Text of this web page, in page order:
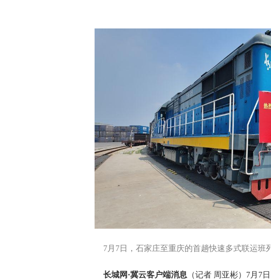
7月7日，石家庄至重庆的首趟快速多式联运班
长城网·冀云客户端消息 （记者 周亚彬）7月7